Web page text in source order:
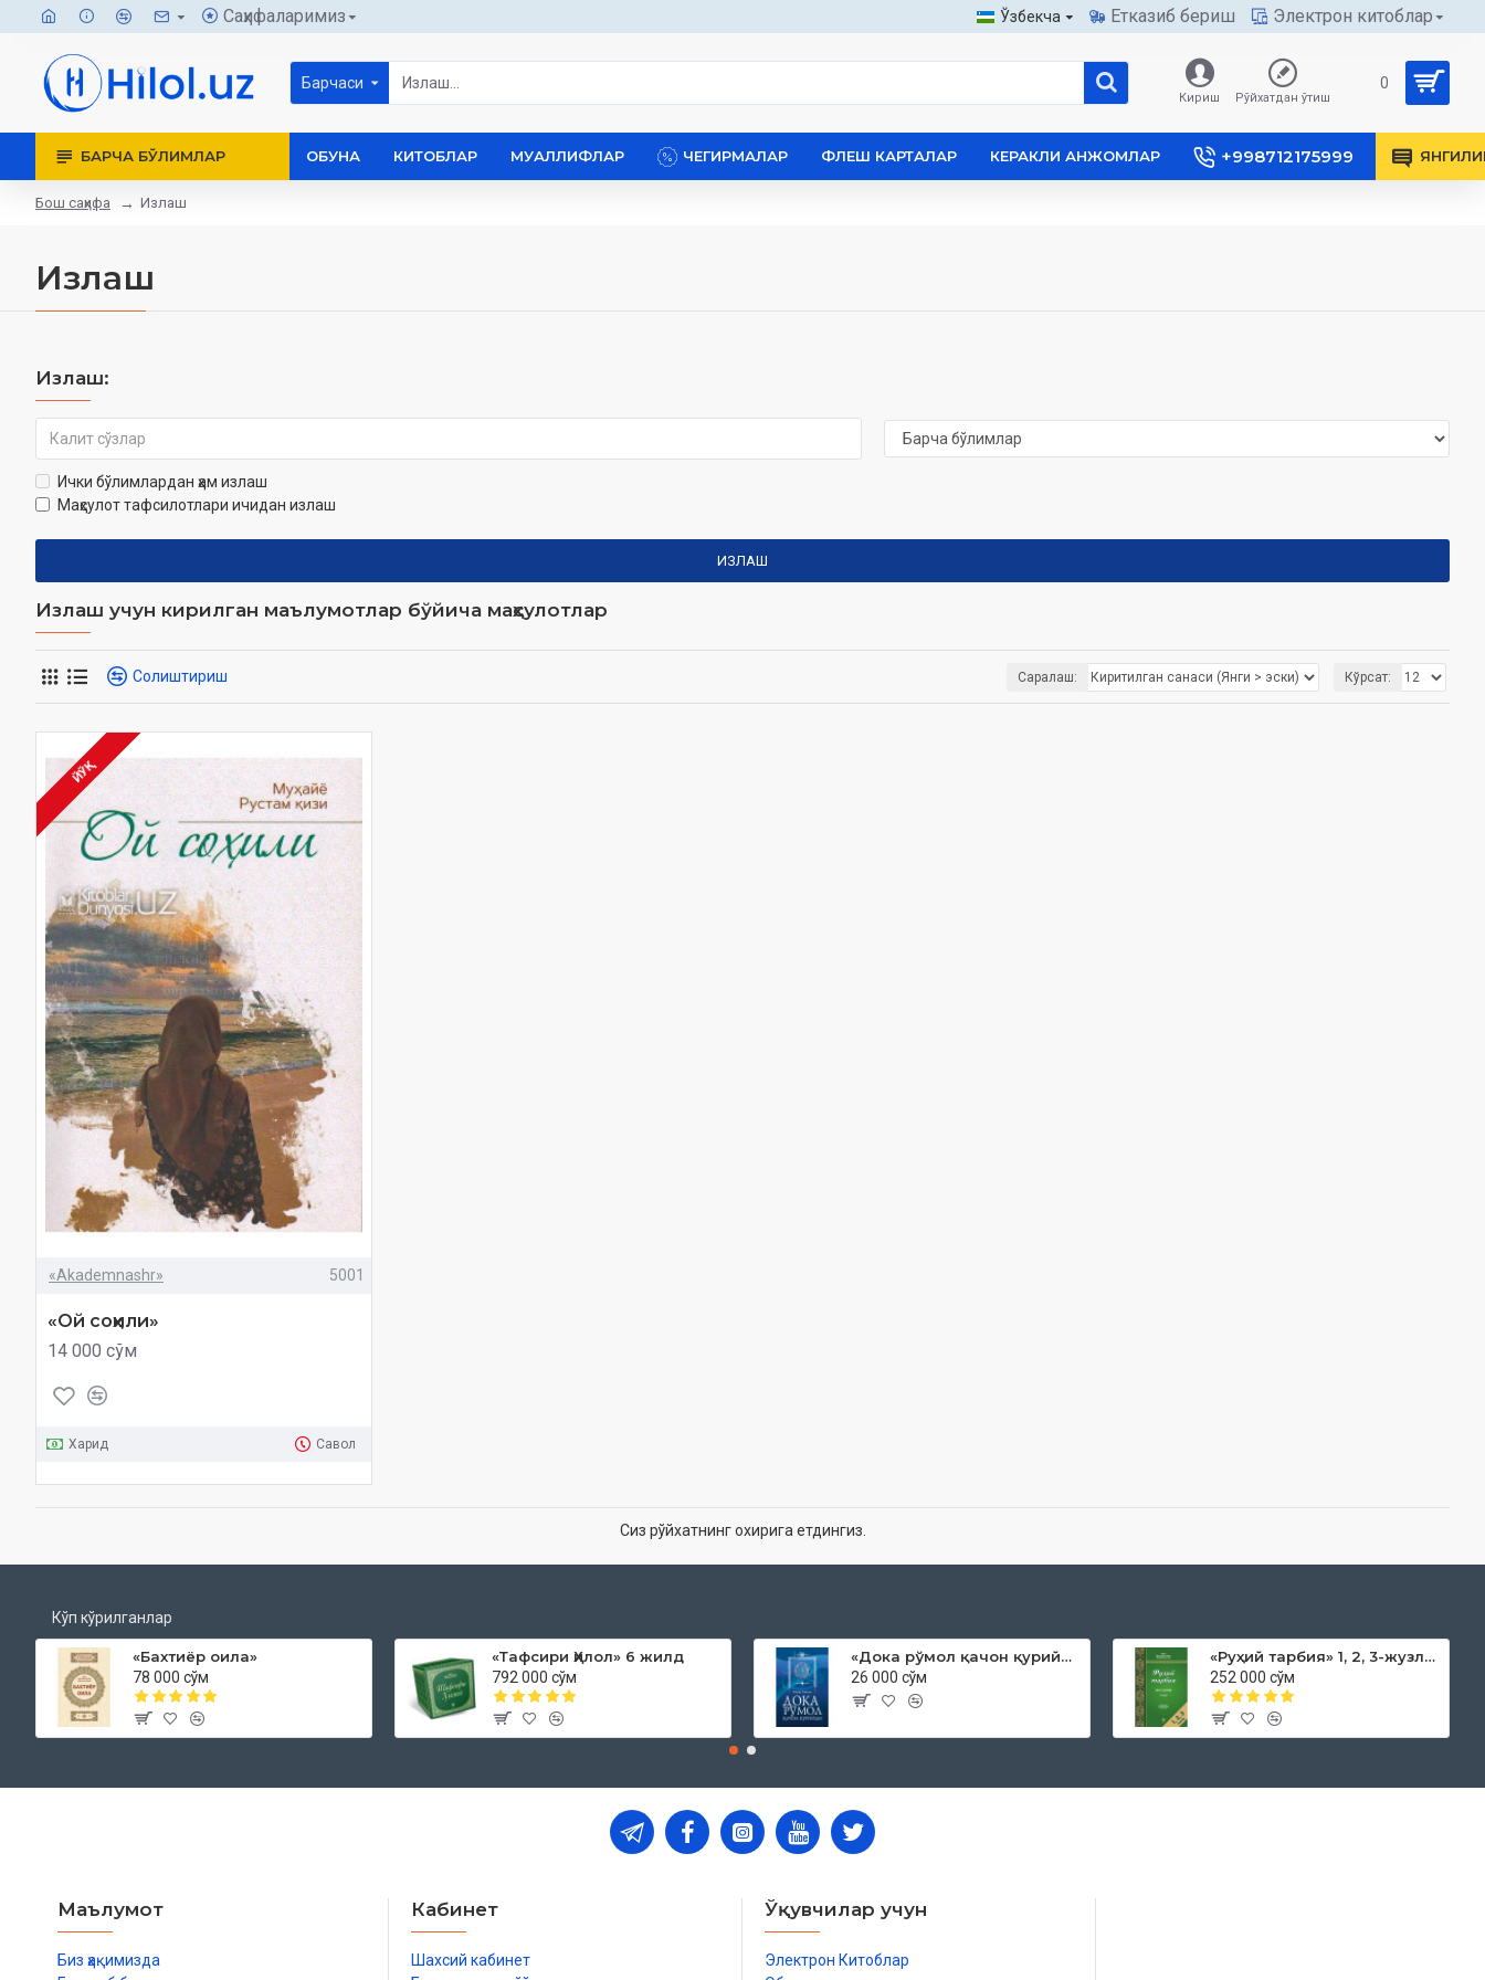
Саҳифаларимиз Ўзбекча Етказиб бериш Электрон китоблар
Барчаси
Кириш Рўйхатдан ўтиш
0
БАРЧА БЎЛИМЛАР ОБУНА КИТОБЛАР МУАЛЛИФЛАР ЧЕГИРМАЛАР ФЛЕШ КАРТАЛАР КЕРАКЛИ АНЖОМЛАР +998712175999
Бош саҳифа Излаш
Излаш
Излаш:
Ички бўлимлардан ҳам излаш
Маҳсулот тафсилотлари ичидан излаш
ИЗЛАШ
Излаш учун кирилган маълумотлар бўйича маҳсулотлар
Солиштириш Саралаш: Кўрсат:
ЙЎҚ
«Akademnashr» 5001
«Ой соҳили»
14 000 сўм
Харид Савол
Сиз рўйхатнинг охирига етдингиз.
Кўп кўрилганлар
«Бахтиёр оила»
78 000 сўм
«Тафсири Ҳилол» 6 жилд
792 000 сўм
«Дока рўмол қачон қурийди»
26 000 сўм
«Руҳий тарбия» 1, 2, 3-жузлар
252 000 сўм
Маълумот
Биз ҳақимизда
Кабинет
Шахсий кабинет
Ўқувчилар учун
Электрон Китоблар